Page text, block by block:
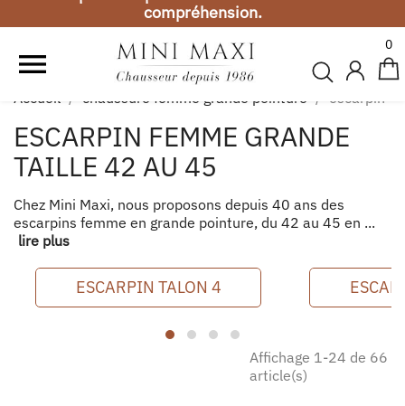
compréhension.
Vacances d'été
Toute commande passée entre le 1er et le 19 août,
Vacances d'été
Toute commande passée entre le 1er et le 19 août,
sera expédiée à partir du 20 août. Merci de votre
compréhension.

0
Accueil chaussure femme grande pointure escarpin
ESCARPIN FEMME GRANDE
TAILLE 42 AU 45
Chez Mini Maxi, nous proposons depuis 40 ans des
escarpins femme en grande pointure, du 42 au 45 en ...
lire plus
ESCARPIN TALON 4
Affichage 1-24 de 66
article(s)